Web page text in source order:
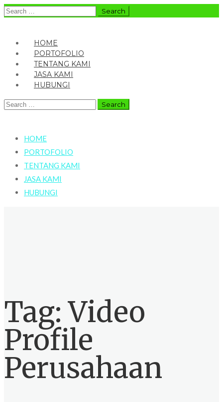
Search
HOME
PORTOFOLIO
TENTANG KAMI
JASA KAMI
HUBUNGI
Search
HOME
PORTOFOLIO
TENTANG KAMI
JASA KAMI
HUBUNGI
Tag:Video
Profile
Perusahaan